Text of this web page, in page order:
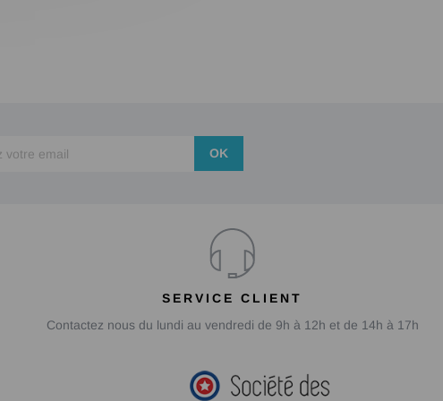
OK
SERVICE CLIENT
Contactez nous du lundi au vendredi de 9h à 12h et de 14h à 17h